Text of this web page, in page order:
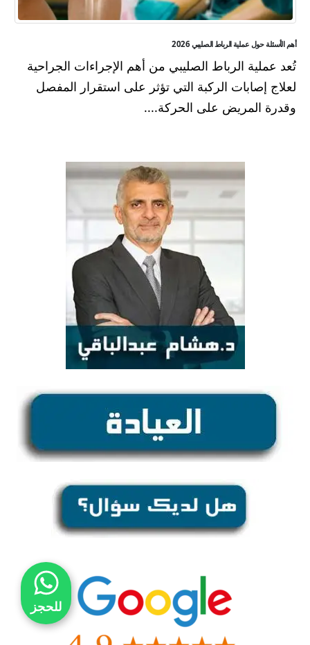
أهم الأسئلة حول عملية الرباط الصليبي 2026
تُعد عملية الرباط الصليبي من أهم الإجراءات الجراحية
لعلاج إصابات الركبة التي تؤثر على استقرار المفصل
وقدرة المريض على الحركة....
للحجز